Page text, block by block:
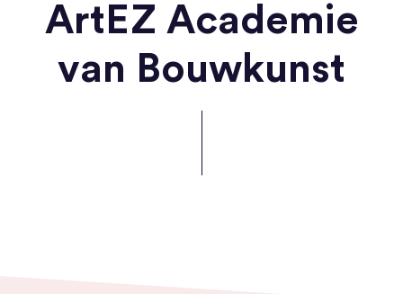
ArtEZ Academie
van Bouwkunst